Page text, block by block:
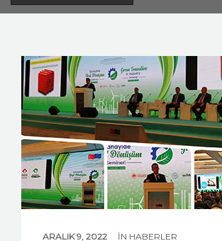
ARALIK 9, 2022 IN HABERLER